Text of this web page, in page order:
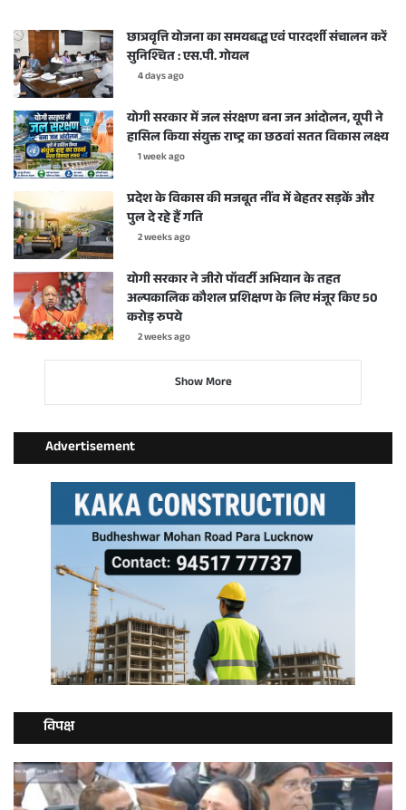
छात्रवृत्ति योजना का समयबद्ध एवं पारदर्शी संचालन करें
सुनिश्चित : एस.पी. गोयल
4 days ago
योगी सरकार में जल संरक्षण बना जन आंदोलन, यूपी ने
हासिल किया संयुक्त राष्ट्र का छठवां सतत विकास लक्ष्य
1 week ago
प्रदेश के विकास की मजबूत नींव में बेहतर सड़कें और
पुल दे रहे हैं गति
2 weeks ago
योगी सरकार ने जीरो पॉवर्टी अभियान के तहत
अल्पकालिक कौशल प्रशिक्षण के लिए मंजूर किए 50
करोड़ रुपये
2 weeks ago
Show More
Advertisement
विपक्ष